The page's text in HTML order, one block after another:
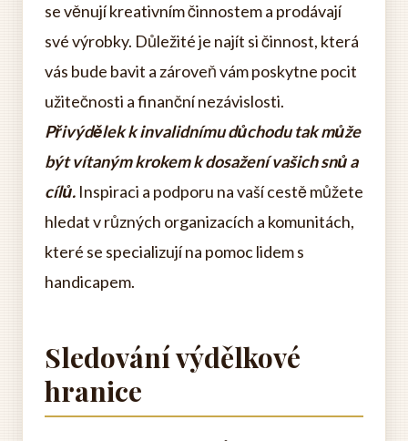
se věnují kreativním činnostem a prodávají
své výrobky. Důležité je najít si činnost, která
vás bude bavit a zároveň vám poskytne pocit
užitečnosti a finanční nezávislosti.
Přivýdělek k invalidnímu důchodu tak může
být vítaným krokem k dosažení vašich snů a
cílů. Inspiraci a podporu na vaší cestě můžete
hledat v různých organizacích a komunitách,
které se specializují na pomoc lidem s
handicapem.
Sledování výdělkové
hranice